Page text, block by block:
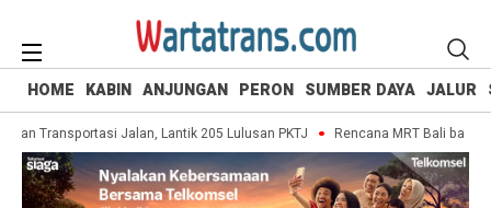
HOME KABIN ANJUNGAN PERON SUMBER DAYA JALUR
Transportasi Jalan, Lantik 205 Lulusan PKTJ Rencana MRT Bali bakal